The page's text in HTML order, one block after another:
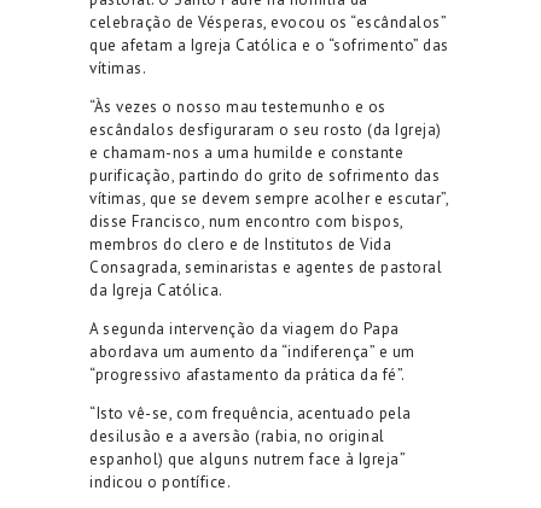
celebração de Vésperas, evocou os “escândalos”
que afetam a Igreja Católica e o “sofrimento” das
vítimas.
“Às vezes o nosso mau testemunho e os
escândalos desfiguraram o seu rosto (da Igreja)
e chamam-nos a uma humilde e constante
purificação, partindo do grito de sofrimento das
vítimas, que se devem sempre acolher e escutar”,
disse Francisco, num encontro com bispos,
membros do clero e de Institutos de Vida
Consagrada, seminaristas e agentes de pastoral
da Igreja Católica.
A segunda intervenção da viagem do Papa
abordava um aumento da “indiferença” e um
“progressivo afastamento da prática da fé”.
“Isto vê-se, com frequência, acentuado pela
desilusão e a aversão (rabia, no original
espanhol) que alguns nutrem face à Igreja”
indicou o pontífice.